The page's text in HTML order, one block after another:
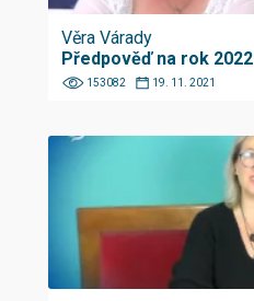
Věra Várady
Předpověď na rok 2022
153082 19. 11. 2021